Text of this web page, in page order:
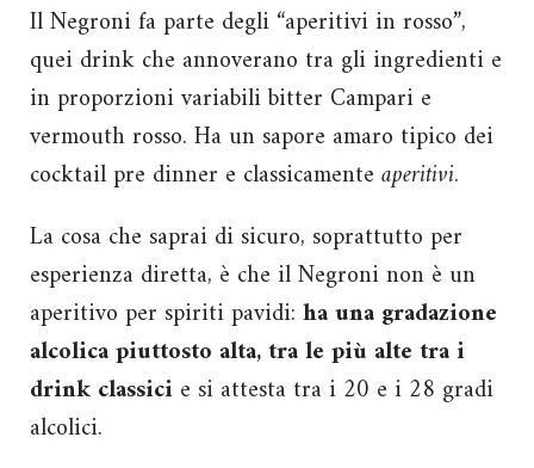
Il Negroni fa parte degli “aperitivi in rosso”,
quei drink che annoverano tra gli ingredienti e
in proporzioni variabili bitter Campari e
vermouth rosso. Ha un sapore amaro tipico dei
cocktail pre dinner e classicamente aperitivi.
La cosa che saprai di sicuro, soprattutto per
esperienza diretta, è che il Negroni non è un
aperitivo per spiriti pavidi: ha una gradazione
alcolica piuttosto alta, tra le più alte tra i
drink classici e si attesta tra i 20 e i 28 gradi
alcolici.